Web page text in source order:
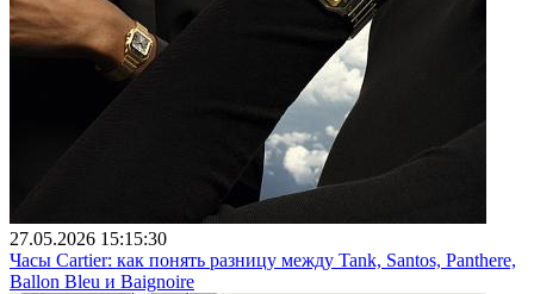
27.05.2026 15:15:30
Часы Cartier: как понять разницу между Tank, Santos, Panthere,
Ballon Bleu и Baignoire